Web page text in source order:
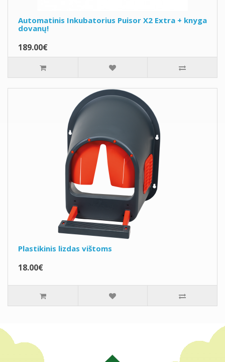
Automatinis Inkubatorius Puisor X2 Extra + knyga
dovanų!
189.00€
Plastikinis lizdas vištoms
18.00€